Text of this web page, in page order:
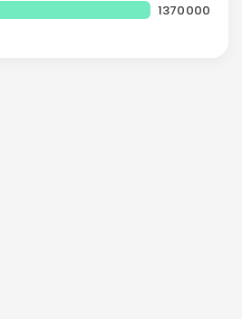
1370000